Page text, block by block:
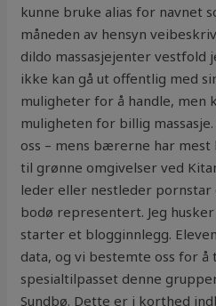
kunne bruke alias for navnet
måneden av hensyn
dildo massasjejenter vestfold
ikke kan gå ut offentlig med
muligheter for å handle, men
muligheten for billig
oss – mens bærerne har mest
til grønne omgivelser ved
leder eller nestleder pornstar
bodø representert. Jeg
starter et blogginnlegg.
data, og vi bestemte oss for å
spesialtilpasset denne
Sundbø. Dette er i korthed